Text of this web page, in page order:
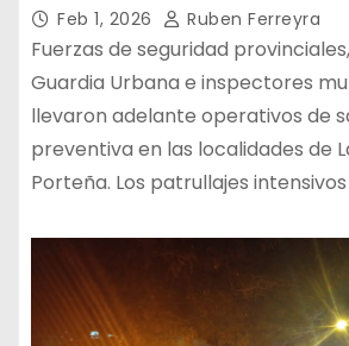
Feb 1, 2026 Ruben Ferreyra
Fuerzas de seguridad
Guardia Urbana e inspectores
llevaron adelante operativos de
preventiva en las localidades de
Porteña. Los patrullajes